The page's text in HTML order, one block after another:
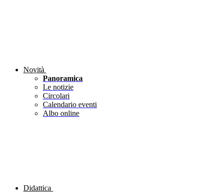
Novità
Panoramica
Le notizie
Circolari
Calendario eventi
Albo online
Didattica